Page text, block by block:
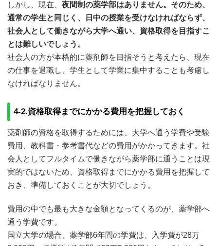
しかし、現在、 夜間制の薬学部はありません。そのため、
通常の学生と同じく、日中の授業を受けなければならず、
社会人として働きながら大学へ通い、資格取得を目指すこ
とは難しいでしょう。
社会人の方が本格的に薬剤師を目指そうと考えたら、現在
の仕事を退職し、学生として学業に集中することも考慮し
なければなりません。
4-2.資格取得までにかかる費用を把握しておく
薬剤師の資格を取得するためには、大学へ通う学費や受験
費用、教科書・参考書代などの費用がかかってきます。社
会人としてフルタイムで働きながら薬学部に通うことは現
実的ではないため、資格取得までにかかる費用を把握して
おき、準備しておくことが大切でしょう。
費用の中でも最も大きな金額となってくるのが、薬学部へ
通う学費です。
国立大学の場合、薬学部6年間の学費は、入学費が28万